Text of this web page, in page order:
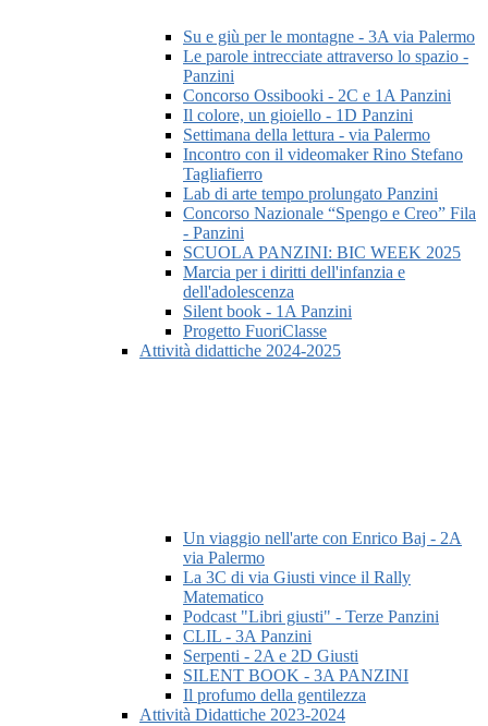
Su e giù per le montagne - 3A via Palermo
Le parole intrecciate attraverso lo spazio -
Panzini
Concorso Ossibooki - 2C e 1A Panzini
Il colore, un gioiello - 1D Panzini
Settimana della lettura - via Palermo
Incontro con il videomaker Rino Stefano
Tagliafierro
Lab di arte tempo prolungato Panzini
Concorso Nazionale “Spengo e Creo” Fila
- Panzini
SCUOLA PANZINI: BIC WEEK 2025
Marcia per i diritti dell'infanzia e
dell'adolescenza
Silent book - 1A Panzini
Progetto FuoriClasse
Attività didattiche 2024-2025
Un viaggio nell'arte con Enrico Baj - 2A
via Palermo
La 3C di via Giusti vince il Rally
Matematico
Podcast "Libri giusti" - Terze Panzini
CLIL - 3A Panzini
Serpenti - 2A e 2D Giusti
SILENT BOOK - 3A PANZINI
Il profumo della gentilezza
Attività Didattiche 2023-2024